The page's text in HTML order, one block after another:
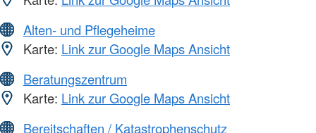
Alten- und Pflegeheime
Karte: Link zur Google Maps Ansicht
Beratungszentrum
Karte: Link zur Google Maps Ansicht
Bereitschaften / Katastrophenschutz